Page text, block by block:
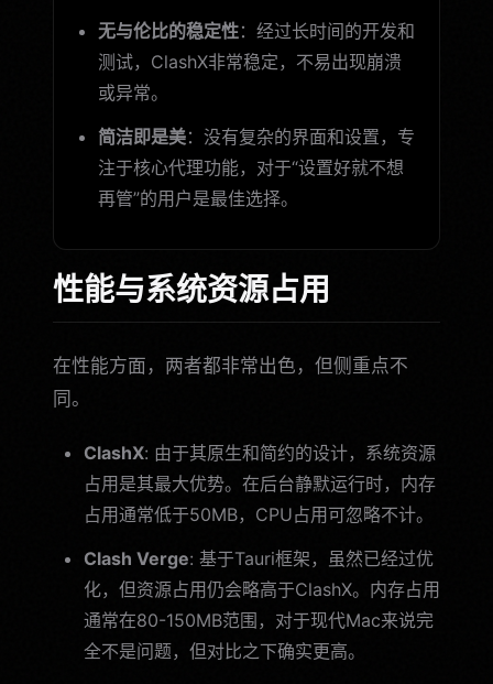
无与伦比的稳定性：经过长时间的开发和
测试，ClashX非常稳定，不易出现崩溃
或异常。
简洁即是美：没有复杂的界面和设置，专
注于核心代理功能，对于“设置好就不想
再管”的用户是最佳选择。
性能与系统资源占用
在性能方面，两者都非常出色，但侧重点不
同。
ClashX: 由于其原生和简约的设计，系统资源
占用是其最大优势。在后台静默运行时，内存
占用通常低于50MB，CPU占用可忽略不计。
Clash Verge: 基于Tauri框架，虽然已经过优
化，但资源占用仍会略高于ClashX。内存占用
通常在80-150MB范围，对于现代Mac来说完
全不是问题，但对比之下确实更高。